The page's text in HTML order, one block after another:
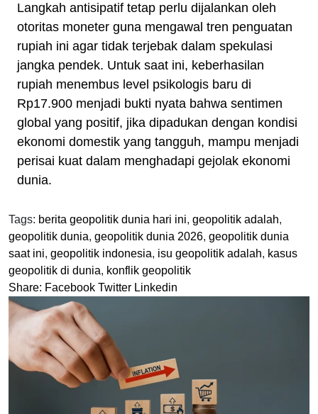
Langkah antisipatif tetap perlu dijalankan oleh
otoritas moneter guna mengawal tren penguatan
rupiah ini agar tidak terjebak dalam spekulasi
jangka pendek. Untuk saat ini, keberhasilan
rupiah menembus level psikologis baru di
Rp17.900 menjadi bukti nyata bahwa sentimen
global yang positif, jika dipadukan dengan kondisi
ekonomi domestik yang tangguh, mampu menjadi
perisai kuat dalam menghadapi gejolak ekonomi
dunia.
Tags: berita geopolitik dunia hari ini, geopolitik adalah,
geopolitik dunia, geopolitik dunia 2026, geopolitik dunia
saat ini, geopolitik indonesia, isu geopolitik adalah, kasus
geopolitik di dunia, konflik geopolitik
Share: Facebook Twitter Linkedin